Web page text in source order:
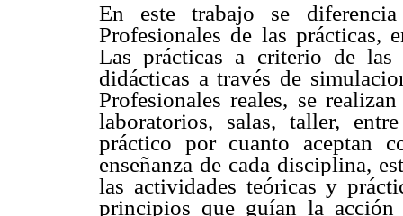
En este trabajo se diferencia
Profesionales de las prácticas,
Las prácticas a criterio de las
didácticas a través de
Profesionales reales, se
laboratorios, salas, taller,
práctico por cuanto aceptan
enseñanza de cada disciplina,
las actividades teóricas y
principios que guían la